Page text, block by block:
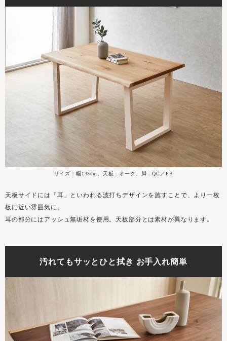
サイズ：幅135cm、天板：オーク、脚：QC／PB
天板サイドには「耳」といわれる波打ちデザインを施すことで、より一枚
板に近い雰囲気に。
耳の部分にはアッシュ無垢材を使用。天板部分とは素材が異なります。
汚れてもサッとひと拭き お手入れ簡単